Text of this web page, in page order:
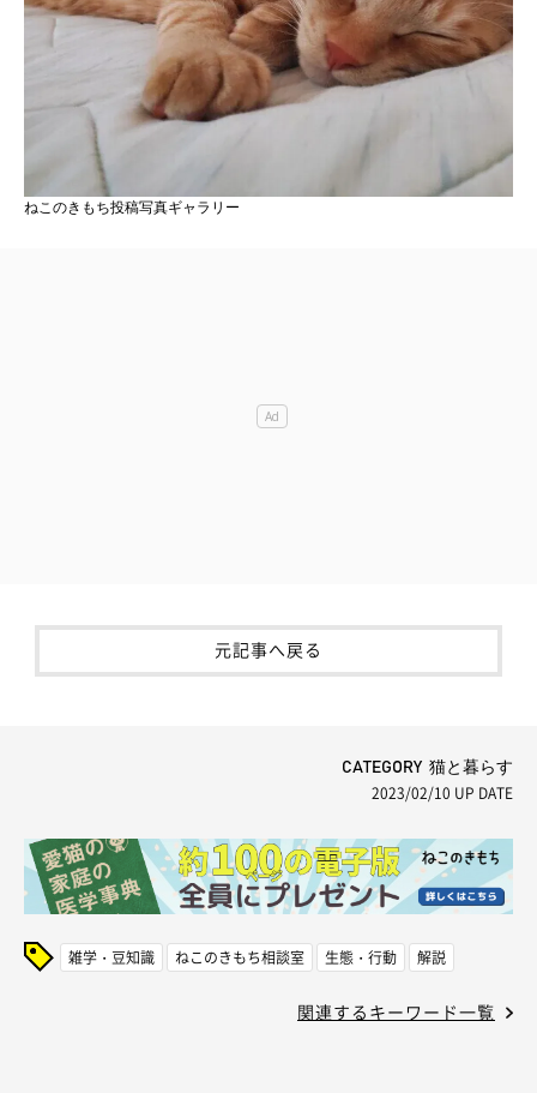
ねこのきもち投稿写真ギャラリー
元記事へ戻る
CATEGORY 猫と暮らす
2023/02/10 UP DATE
雑学・豆知識 ねこのきもち相談室 生態・行動 解説
関連するキーワード一覧